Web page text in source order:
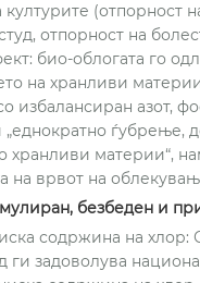
културите (отпорност
отпорност на
био-облогата го
на хранливи
избалансиран азот,
„еднократно ѓубрење,
хранливи материи“,
на врвот на
безбеден и
содржина на хлор:
ги задоволува